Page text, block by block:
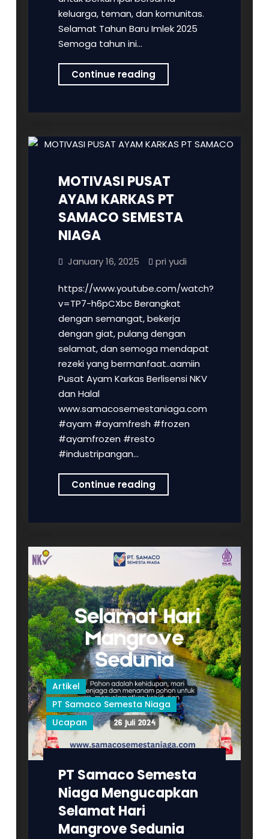
keluarga, teman, dan komunitas.
Selamat Tahun Baru Imlek 2025
Semoga tahun ini…
Continue readingGong
Xi
Selamat
Tahun
Imlek
2025
MOTIVASI PUSAT
AYAM KARKAS PT
SAMACO SEMESTA
NIAGA
January 16, 2025 pri yudi
https://www.youtube.com/watch?
v=TP7-h6pCXbc Berangkat
dengan semangat, bekerja
dengan giat, pulang dengan
selamat, dan semoga mendapat
rezeki yang bermanfaat..aamiin
Pusat Ayam Karkas Berlisensi NKV
dan Halal
www.samacosemestaniaga.com
#ayam #ayamfresh #frozen
#ayamfrozen #resto
#industripangan…
Continue readingMOTIVASI
PUSAT
PT
SAMACO
NIAGA
Artikel
PT Samaco Semesta Niaga
Ucapan
PT Samaco Semesta
Niaga Mengucapkan
Selamat Hari
Mangrove Sedunia